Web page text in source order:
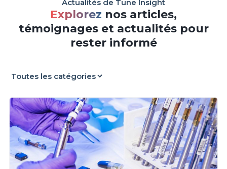
Actualités de Tune Insight
Explorez nos articles,
témoignages et actualités pour
rester informé